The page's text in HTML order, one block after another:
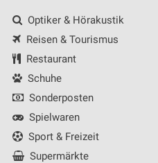
Optiker & Hörakustik
Reisen & Tourismus
Restaurant
Schuhe
Sonderposten
Spielwaren
Sport & Freizeit
Supermärkte